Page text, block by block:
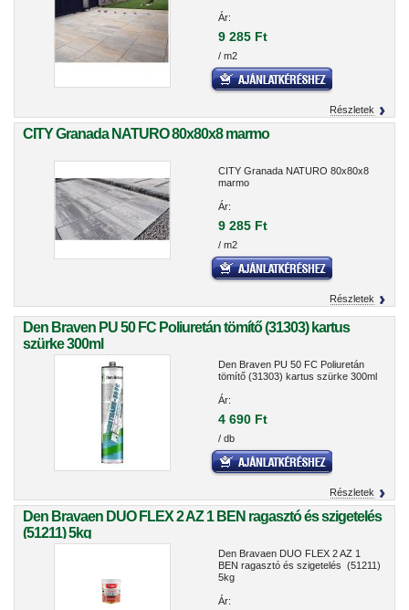
Ár:
9 285 Ft
/ m2
Részletek
CITY Granada NATURO 80x80x8 marmo
CITY Granada NATURO 80x80x8
marmo
Ár:
9 285 Ft
/ m2
Részletek
Den Braven PU 50 FC Poliuretán tömítő (31303) kartus
szürke 300ml
Den Braven PU 50 FC Poliuretán
tömítő (31303) kartus szürke 300ml
Ár:
4 690 Ft
/ db
Részletek
Den Bravaen DUO FLEX 2 AZ 1 BEN ragasztó és szigetelés
(51211) 5kg
Den Bravaen DUO FLEX 2 AZ 1
BEN ragasztó és szigetelés (51211)
5kg
Ár: